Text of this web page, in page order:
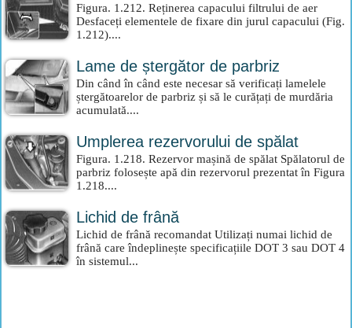
Figura. 1.212. Reținerea capacului filtrului de aer
Desfaceți elementele de fixare din jurul capacului (Fig.
1.212)....
Lame de ștergător de parbriz
Din când în când este necesar să verificați lamelele
ștergătoarelor de parbriz și să le curățați de murdăria
acumulată....
Umplerea rezervorului de spălat
Figura. 1.218. Rezervor mașină de spălat Spălatorul de
parbriz folosește apă din rezervorul prezentat în Figura
1.218....
Lichid de frână
Lichid de frână recomandat Utilizați numai lichid de
frână care îndeplinește specificațiile DOT 3 sau DOT 4
în sistemul...